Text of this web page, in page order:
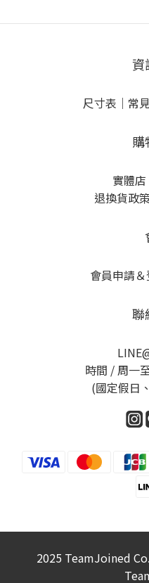
資
尺寸表 ｜ 常
購
實體店
退換貨政策
會員申請＆
聯
時間 / 周一
(國定假日
2025 TeamJoined